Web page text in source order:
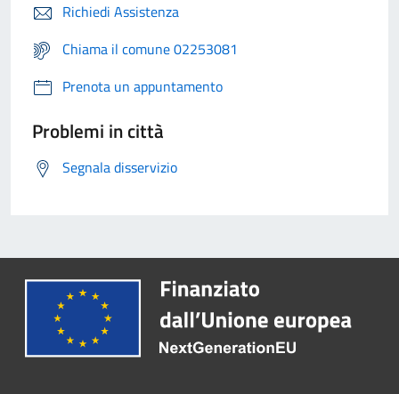
Richiedi Assistenza
Chiama il comune 02253081
Prenota un appuntamento
Problemi in città
Segnala disservizio